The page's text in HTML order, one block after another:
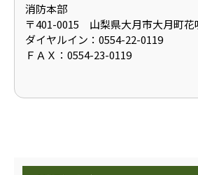
消防本部
〒401-0015 山梨県大月市大月町花
ダイヤルイン：0554-22-0119
ＦＡＸ：0554-23-0119